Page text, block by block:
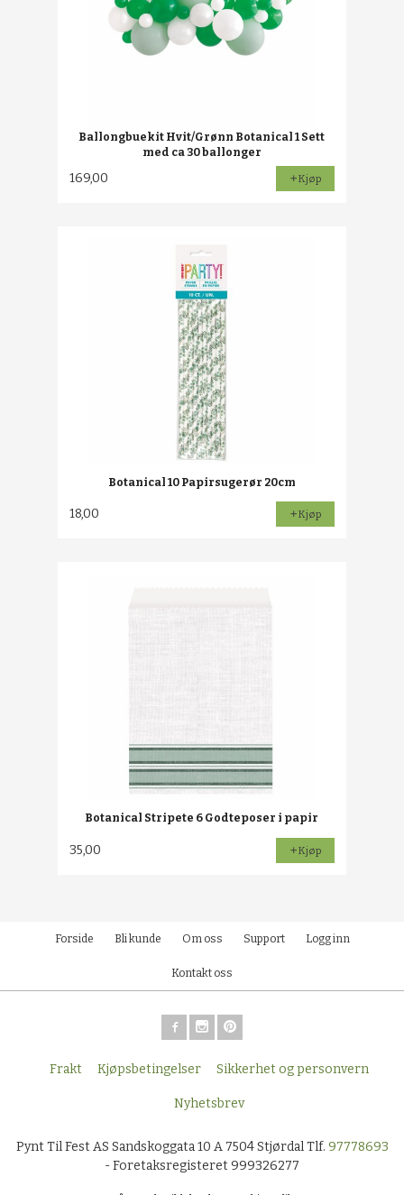
Ballongbuekit Hvit/Grønn Botanical 1 Sett
med ca 30 ballonger
169,00 Kjøp
Botanical 10 Papirsugerør 20cm
18,00 Kjøp
Botanical Stripete 6 Godteposer i papir
35,00 Kjøp
Forside Bli kunde Om oss Support Logg inn
Kontakt oss
Frakt Kjøpsbetingelser Sikkerhet og personvern
Nyhetsbrev
Pynt Til Fest AS Sandskoggata 10 A 7504 Stjørdal Tlf. 97778693
- Foretaksregisteret 999326277